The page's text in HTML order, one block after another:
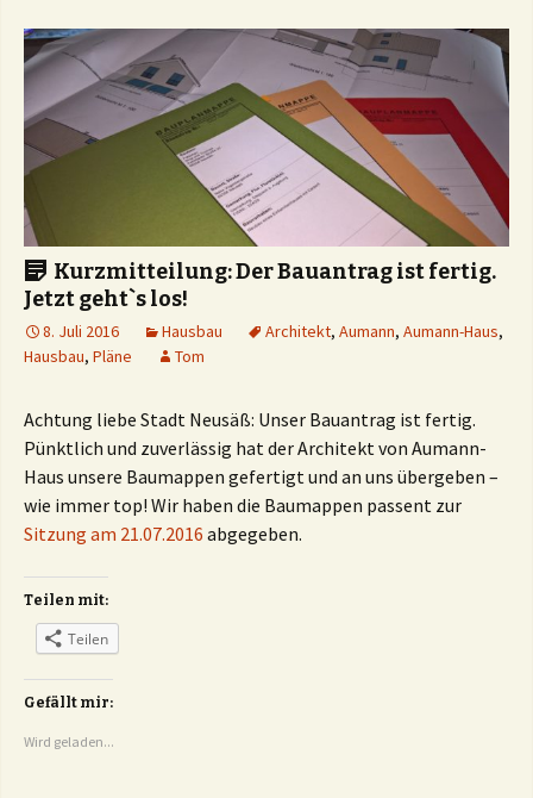
Kurzmitteilung: Der Bauantrag ist fertig.
Jetzt geht`s los!
8. Juli 2016 Hausbau Architekt, Aumann, Aumann-Haus,
Hausbau, Pläne Tom
Achtung liebe Stadt Neusäß: Unser Bauantrag ist fertig.
Pünktlich und zuverlässig hat der Architekt von Aumann-
Haus unsere Baumappen gefertigt und an uns übergeben –
wie immer top! Wir haben die Baumappen passent zur
Sitzung am 21.07.2016 abgegeben.
Teilen mit:
Teilen
Gefällt mir:
Wird geladen...